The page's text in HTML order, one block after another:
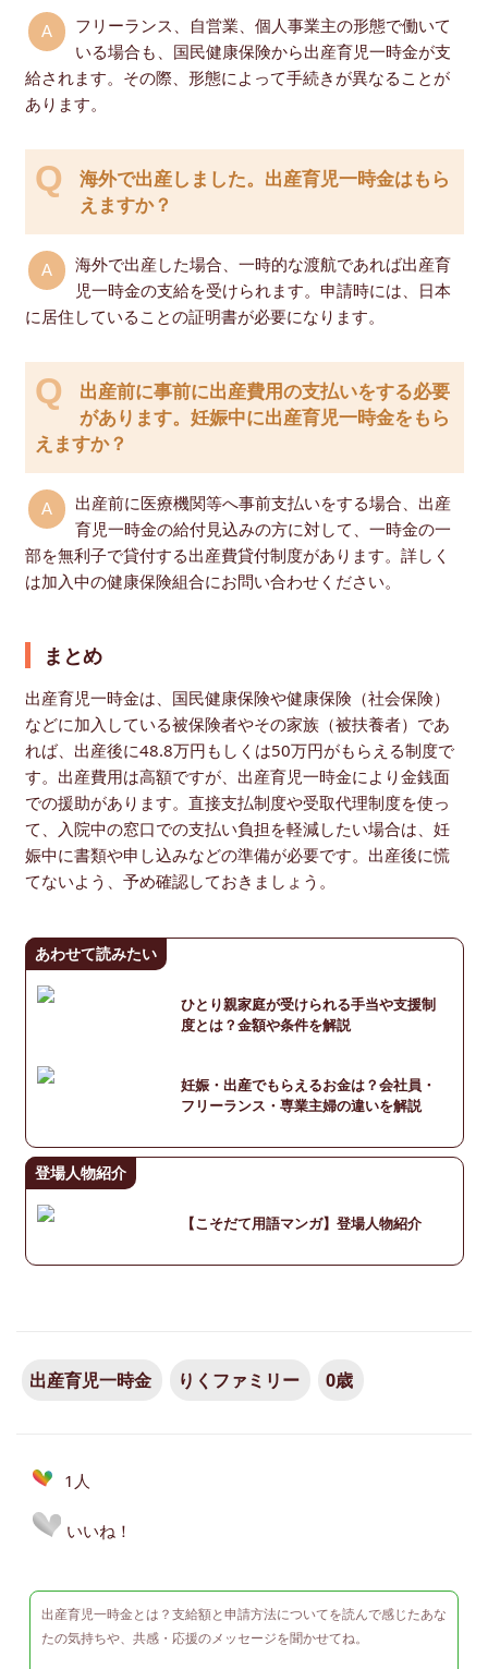
フリーランス、自営業、個人事業主の形態で働いて
いる場合も、国民健康保険から出産育児一時金が支
給されます。その際、形態によって手続きが異なることが
あります。
海外で出産しました。出産育児一時金はもら
えますか？
海外で出産した場合、一時的な渡航であれば出産育
児一時金の支給を受けられます。申請時には、日本
に居住していることの証明書が必要になります。
出産前に事前に出産費用の支払いをする必要
があります。妊娠中に出産育児一時金をもら
えますか？
出産前に医療機関等へ事前支払いをする場合、出産
育児一時金の給付見込みの方に対して、一時金の一
部を無利子で貸付する出産費貸付制度があります。詳しく
は加入中の健康保険組合にお問い合わせください。
まとめ
出産育児一時金は、国民健康保険や健康保険（社会保険）
などに加入している被保険者やその家族（被扶養者）であ
れば、出産後に48.8万円もしくは50万円がもらえる制度で
す。出産費用は高額ですが、出産育児一時金により金銭面
での援助があります。直接支払制度や受取代理制度を使っ
て、入院中の窓口での支払い負担を軽減したい場合は、妊
娠中に書類や申し込みなどの準備が必要です。出産後に慌
てないよう、予め確認しておきましょう。
あわせて読みたい
ひとり親家庭が受けられる手当や支援制
度とは？金額や条件を解説
妊娠・出産でもらえるお金は？会社員・
フリーランス・専業主婦の違いを解説
登場人物紹介
【こそだて用語マンガ】登場人物紹介
出産育児一時金 りくファミリー 0歳
1人
いいね！